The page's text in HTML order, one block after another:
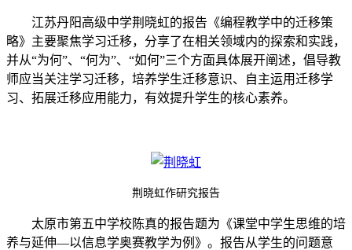
江苏丹阳高级中学荆晓虹的报告《编程教学中的迁移策
略》主要聚焦学习迁移，分享了在相关领域内的探索和实践，
并从“为何”、“何为”、“如何”三个方面具体展开阐述，倡导教
师应当关注学习迁移，培养学生迁移意识、自主运用迁移学
习、拓展迁移应用能力，有效提升学生的核心素养。
荆晓虹作研究报告
太原市第五中学校陈真的报告题为《课堂中学生思维的培
养与延伸—以信息学奥赛教学为例》。报告从学生的问题意